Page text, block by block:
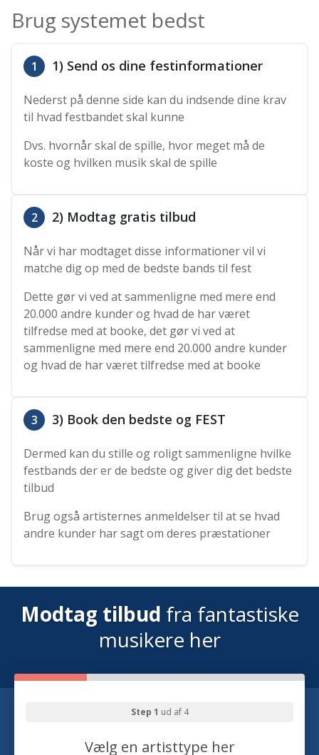
Brug systemet bedst
1 1) Send os dine festinformationer
Nederst på denne side kan du indsende dine krav
til hvad festbandet skal kunne
Dvs. hvornår skal de spille, hvor meget må de
koste og hvilken musik skal de spille
2 2) Modtag gratis tilbud
Når vi har modtaget disse informationer vil vi
matche dig op med de bedste bands til fest
Dette gør vi ved at sammenligne med mere end
20.000 andre kunder og hvad de har været
tilfredse med at booke, det gør vi ved at
sammenligne med mere end 20.000 andre kunder
og hvad de har været tilfredse med at booke
3 3) Book den bedste og FEST
Dermed kan du stille og roligt sammenligne hvilke
festbands der er de bedste og giver dig det bedste
tilbud
Brug også artisternes anmeldelser til at se hvad
andre kunder har sagt om deres præstationer
Modtag tilbud fra fantastiske
musikere her
Step 1 ud af 4
Vælg en artisttype her